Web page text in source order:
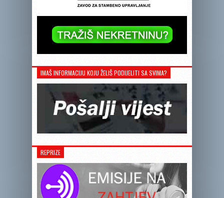
IMAŠ INFORMACIJU KOJU ŽELIŠ PODIJELITI SA SVIMA?
REPRIZE